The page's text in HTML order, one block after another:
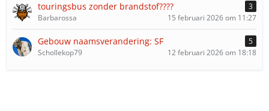
touringsbus zonder brandstof????
3
Barbarossa
15 februari 2026 om 11:27
Gebouw naamsverandering: SF
5
Schollekop79
12 februari 2026 om 18:18